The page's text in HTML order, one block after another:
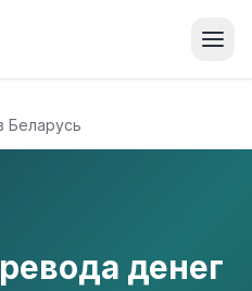
Беларусь
денег